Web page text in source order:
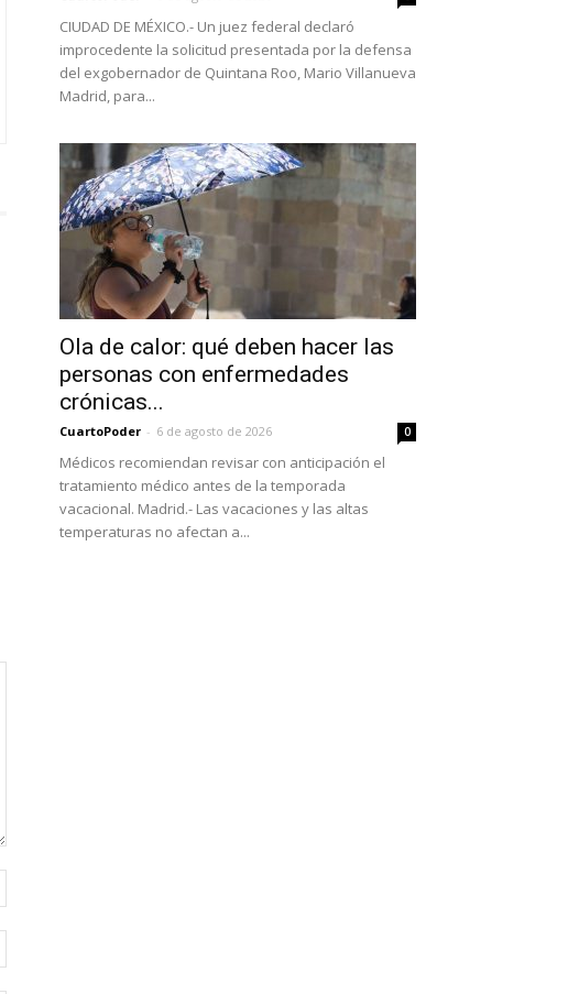
CIUDAD DE MÉXICO.- Un juez federal declaró
improcedente la solicitud presentada por la defensa
del exgobernador de Quintana Roo, Mario Villanueva
Madrid, para...
Ola de calor: qué deben hacer las
personas con enfermedades
crónicas...
CuartoPoder - 6 de agosto de 2026 0
Médicos recomiendan revisar con anticipación el
tratamiento médico antes de la temporada
vacacional. Madrid.- Las vacaciones y las altas
temperaturas no afectan a...